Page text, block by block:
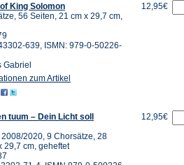
King Solomon
56 Seiten, 21 cm x 29,7 cm,
639, ISMN: 979-0-50226-
Gabriel
zum Artikel
12,95€
tuum – Dein Licht soll
2020, 9 Chorsätze, 28
29,7 cm, geheftet
12,95€